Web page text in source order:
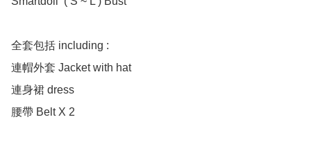
全套包括 including :
連帽外套 Jacket with hat
連身裙 dress
腰帶 Belt X 2